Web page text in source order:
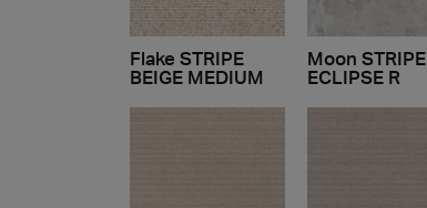
Flake STRIPE
BEIGE MEDIUM
Moon STRIPE
ECLIPSE R